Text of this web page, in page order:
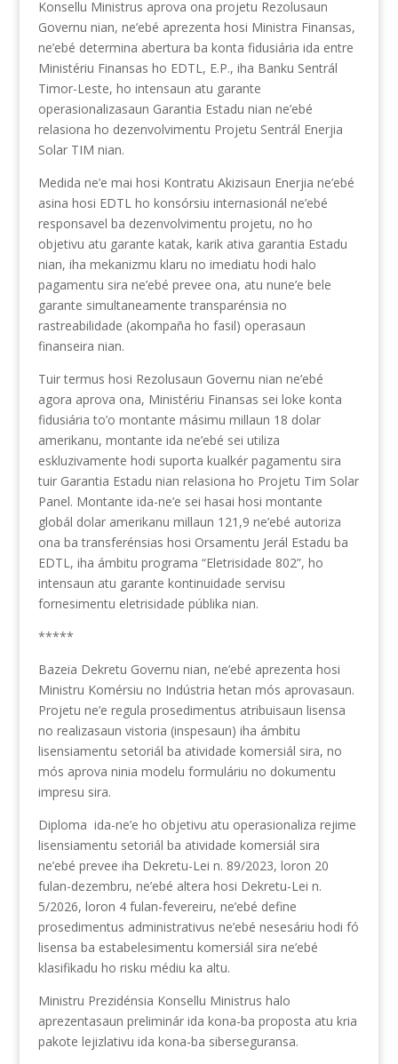
Konsellu Ministrus aprova ona projetu Rezolusaun
Governu nian, ne’ebé aprezenta hosi Ministra Finansas,
ne’ebé determina abertura ba konta fidusiária ida entre
Ministériu Finansas ho EDTL, E.P., iha Banku Sentrál
Timor-Leste, ho intensaun atu garante
operasionalizasaun Garantia Estadu nian ne’ebé
relasiona ho dezenvolvimentu Projetu Sentrál Enerjia
Solar TIM nian.
Medida ne’e mai hosi Kontratu Akizisaun Enerjia ne’ebé
asina hosi EDTL ho konsórsiu internasionál ne’ebé
responsavel ba dezenvolvimentu projetu, no ho
objetivu atu garante katak, karik ativa garantia Estadu
nian, iha mekanizmu klaru no imediatu hodi halo
pagamentu sira ne’ebé prevee ona, atu nune’e bele
garante simultaneamente transparénsia no
rastreabilidade (akompaña ho fasil) operasaun
finanseira nian.
Tuir termus hosi Rezolusaun Governu nian ne’ebé
agora aprova ona, Ministériu Finansas sei loke konta
fidusiária to’o montante másimu millaun 18 dolar
amerikanu, montante ida ne’ebé sei utiliza
eskluzivamente hodi suporta kualkér pagamentu sira
tuir Garantia Estadu nian relasiona ho Projetu Tim Solar
Panel. Montante ida-ne’e sei hasai hosi montante
globál dolar amerikanu millaun 121,9 ne’ebé autoriza
ona ba transferénsias hosi Orsamentu Jerál Estadu ba
EDTL, iha ámbitu programa “Eletrisidade 802”, ho
intensaun atu garante kontinuidade servisu
fornesimentu eletrisidade públika nian.
*****
Bazeia Dekretu Governu nian, ne’ebé aprezenta hosi
Ministru Komérsiu no Indústria hetan mós aprovasaun.
Projetu ne’e regula prosedimentus atribuisaun lisensa
no realizasaun vistoria (inspesaun) iha ámbitu
lisensiamentu setoriál ba atividade komersiál sira, no
mós aprova ninia modelu formuláriu no dokumentu
impresu sira.
Diploma ida-ne’e ho objetivu atu operasionaliza rejime
lisensiamentu setoriál ba atividade komersiál sira
ne’ebé prevee iha Dekretu-Lei n. 89/2023, loron 20
fulan-dezembru, ne’ebé altera hosi Dekretu-Lei n.
5/2026, loron 4 fulan-fevereiru, ne’ebé define
prosedimentus administrativus ne’ebé nesesáriu hodi fó
lisensa ba estabelesimentu komersiál sira ne’ebé
klasifikadu ho risku médiu ka altu.
Ministru Prezidénsia Konsellu Ministrus halo
aprezentasaun preliminár ida kona-ba proposta atu kria
pakote lejizlativu ida kona-ba siberseguransa.